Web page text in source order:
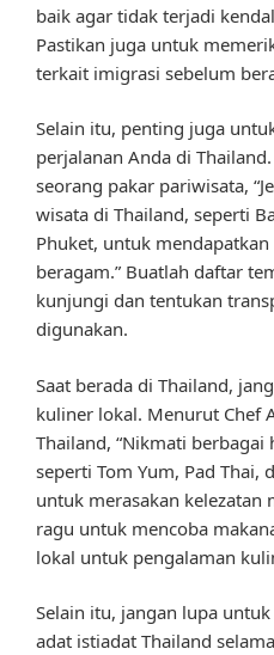
baik agar tidak terjadi
Pastikan juga untuk
terkait imigrasi sebelum
Selain itu, penting juga
perjalanan Anda di
seorang pakar pariwisata,
wisata di Thailand, seperti
Phuket, untuk
beragam.” Buatlah daftar
kunjungi dan tentukan
digunakan.
Saat berada di Thailand,
kuliner lokal. Menurut Chef
Thailand, “Nikmati berbagai
seperti Tom Yum, Pad Thai,
untuk merasakan kelezatan
ragu untuk mencoba
lokal untuk pengalaman
Selain itu, jangan lupa
adat istiadat Thailand